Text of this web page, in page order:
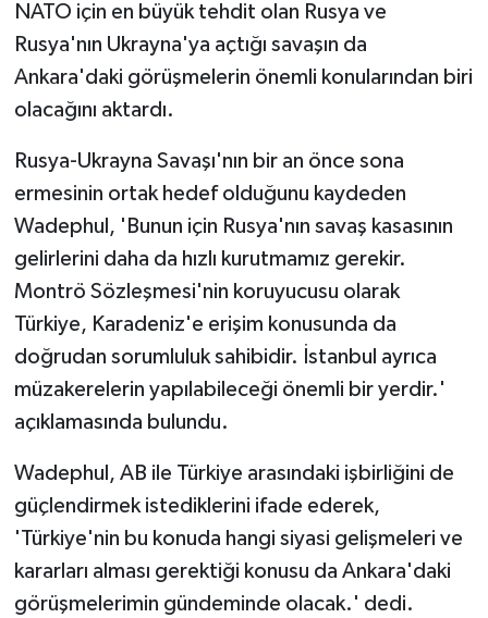
NATO için en büyük tehdit olan Rusya ve
Rusya'nın Ukrayna'ya açtığı savaşın da
Ankara'daki görüşmelerin önemli konularından biri
olacağını aktardı.
Rusya-Ukrayna Savaşı'nın bir an önce sona
ermesinin ortak hedef olduğunu kaydeden
Wadephul, 'Bunun için Rusya'nın savaş kasasının
gelirlerini daha da hızlı kurutmamız gerekir.
Montrö Sözleşmesi'nin koruyucusu olarak
Türkiye, Karadeniz'e erişim konusunda da
doğrudan sorumluluk sahibidir. İstanbul ayrıca
müzakerelerin yapılabileceği önemli bir yerdir.'
açıklamasında bulundu.
Wadephul, AB ile Türkiye arasındaki işbirliğini de
güçlendirmek istediklerini ifade ederek,
'Türkiye'nin bu konuda hangi siyasi gelişmeleri ve
kararları alması gerektiği konusu da Ankara'daki
görüşmelerimin gündeminde olacak.' dedi.